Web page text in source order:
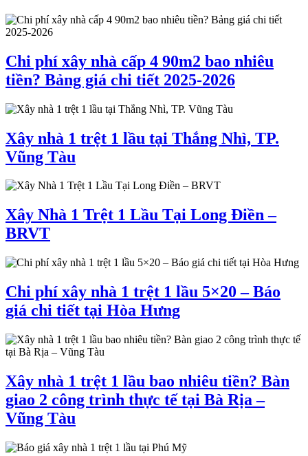
Chi phí xây nhà cấp 4 90m2 bao nhiêu
tiền? Bảng giá chi tiết 2025-2026
Xây nhà 1 trệt 1 lầu tại Thắng Nhì, TP.
Vũng Tàu
Xây Nhà 1 Trệt 1 Lầu Tại Long Điền –
BRVT
Chi phí xây nhà 1 trệt 1 lầu 5×20 – Báo
giá chi tiết tại Hòa Hưng
Xây nhà 1 trệt 1 lầu bao nhiêu tiền? Bàn
giao 2 công trình thực tế tại Bà Rịa –
Vũng Tàu